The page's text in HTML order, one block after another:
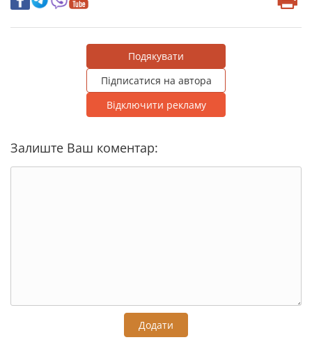
Подякувати
Підписатися на автора
Відключити рекламу
Залиште Ваш коментар:
Додати